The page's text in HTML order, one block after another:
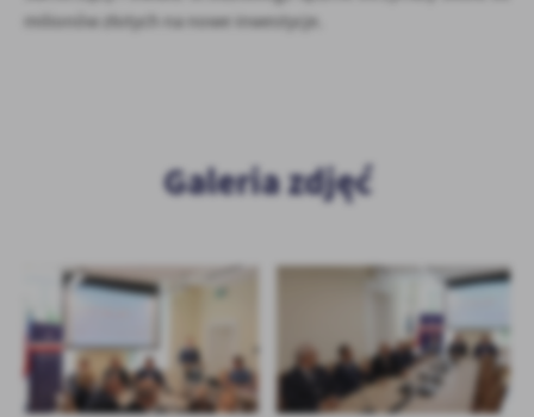
Firmy te działają w charakterze pośredników prezentujących nasze
treści w postaci wiadomości, ofert, komunikatów mediów
milionów złotych na nowe inwestycje.
Galeria zdjęć